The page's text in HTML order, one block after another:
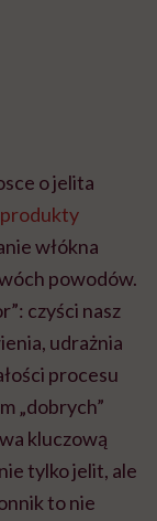
o jelita
produkty
włókna
powodów.
czyści nasz
udrażnia
procesu
„dobrych”
kluczową
tylko jelit, ale
to nie